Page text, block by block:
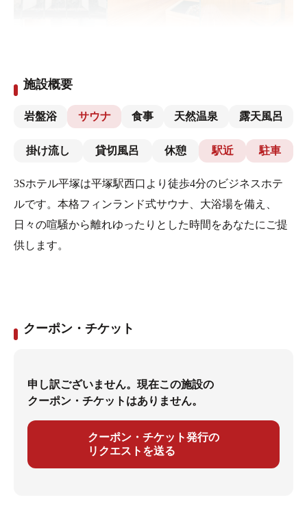
施設概要
岩盤浴 サウナ 食事 天然温泉 露天風呂
掛け流し 貸切風呂 休憩 駅近 駐車
3Sホテル平塚は平塚駅西口より徒歩4分のビジネスホテ
ルです。本格フィンランド式サウナ、大浴場を備え、
日々の喧騒から離れゆったりとした時間をあなたにご提
供します。
クーポン・チケット
申し訳ございません。現在この施設の
クーポン・チケットはありません。
クーポン・チケット発行の
リクエストを送る